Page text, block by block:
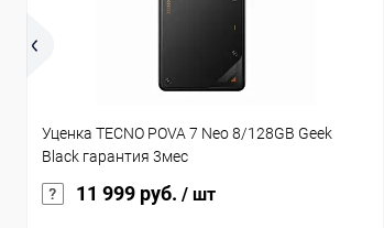
Уценка TECNO POVA 7 Neo 8/128GB Geek
Black гарантия 3мес
11 999 руб. / шт